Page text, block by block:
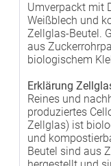
Umverpackt mit
Weißblech und
Zellglas-Beutel.
aus
biologischem
Erklärung
Reines und
produziertes
Zellglas) ist
und
Beutel sind aus